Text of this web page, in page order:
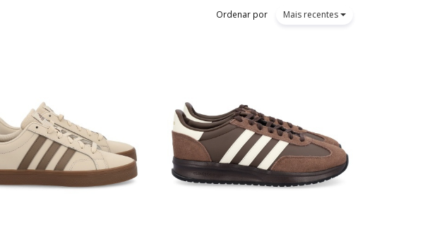
Ordenar por Mais recentes